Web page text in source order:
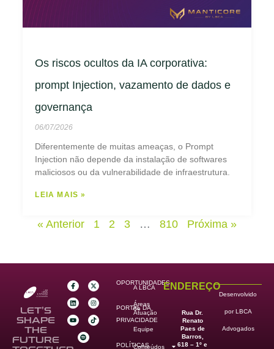
Os riscos ocultos da IA corporativa:
prompt Injection, vazamento de dados e
governança
06/07/2026
Diferentemente de muitas ameaças, o Prompt
Injection não depende da instalação de softwares
maliciosos ou da vulnerabilidade de infraestrutura.
LEIA MAIS »
« Anterior 1 2 3 … 810 Próxima »
LET’S
SHAPE
THE
FUTURE
OPORTUNIDADES
PORTAL DA
PRIVACIDADE
POLÍTICAS
A LBCA
Áreas
de
Atuação
Equipe
Conteúdos
ENDEREÇO
Rua Dr.
Renato
Paes de
Barros,
618 – 1º e
Desenvolvido
por LBCA
Advogados